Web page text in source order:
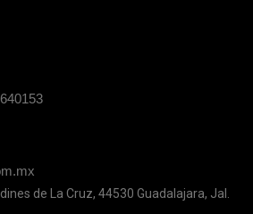
de La Cruz, 44530 Guadalajara, Jal.